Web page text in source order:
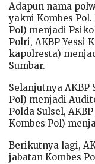
Adapun nama
yakni Kombes
Pol) menjadi
Polri, AKBP Yessi
kapolresta)
Sumbar.
Selanjutnya AKBP
Pol) menjadi
Polda Sulsel,
Kombes Pol)
Berikutnya lagi,
jabatan Kombes